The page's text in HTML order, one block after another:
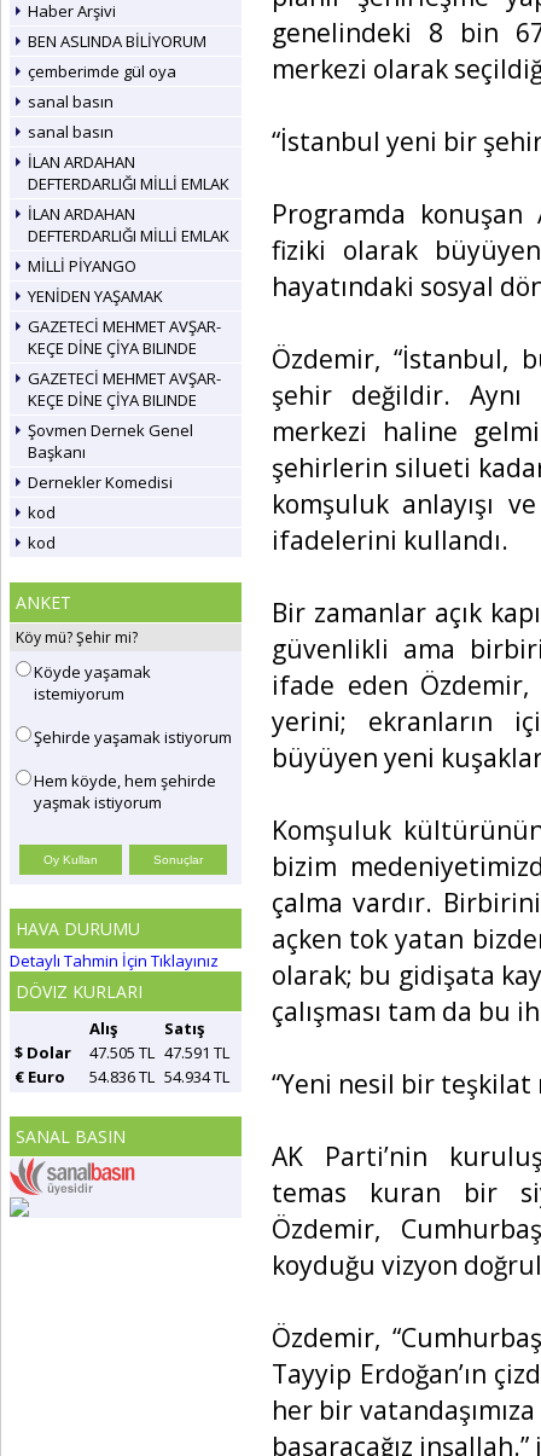
Haber Arşivi
BEN ASLINDA BİLİYORUM
çemberimde gül oya
sanal basın
sanal basın
İLAN ARDAHAN
DEFTERDARLIĞI MİLLİ EMLAK
İLAN ARDAHAN
DEFTERDARLIĞI MİLLİ EMLAK
MİLLİ PİYANGO
YENİDEN YAŞAMAK
GAZETECİ MEHMET AVŞAR-
KEÇE DİNE ÇİYA BILINDE
GAZETECİ MEHMET AVŞAR-
KEÇE DİNE ÇİYA BILINDE
Şovmen Dernek Genel
Başkanı
Dernekler Komedisi
kod
kod
ANKET
Köy mü? Şehir mi?
Köyde yaşamak
istemiyorum
Şehirde yaşamak istiyorum
Hem köyde, hem şehirde
yaşmak istiyorum
HAVA DURUMU
Detaylı Tahmin İçin Tıklayınız
DÖVIZ KURLARI
Alış
Satış
$ Dolar
47.505 TL 47.591 TL
€ Euro
54.836 TL 54.934 TL
SANAL BASIN
genelindeki 8 bin
merkezi olarak
“İstanbul yeni bir
Programda konuşan
fiziki olarak
hayatındaki sosyal
Özdemir, “İstanbul,
şehir değildir.
merkezi haline
şehirlerin silueti
komşuluk anlayışı
ifadelerini kullandı.
Bir zamanlar açık
güvenlikli ama
ifade eden
yerini; ekranların
büyüyen yeni
Komşuluk
bizim
çalma vardır.
açken tok yatan
olarak; bu gidişata
çalışması tam da bu
“Yeni nesil bir teşkilat
AK Parti’nin
temas kuran bir
Özdemir,
koyduğu vizyon
Özdemir,
Tayyip Erdoğan’ın
her bir
başaracağız